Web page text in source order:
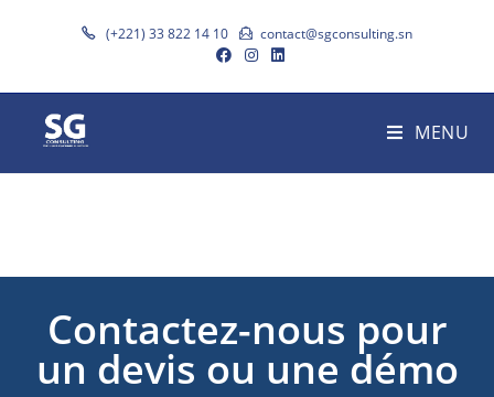
(+221) 33 822 14 10 contact@sgconsulting.sn
MENU
Contactez-nous pour
un devis ou une démo